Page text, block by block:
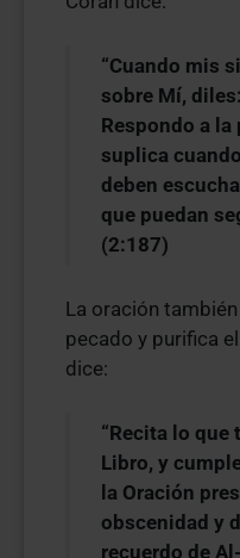
“Cuando mis
sobre Mí,
Respondo a
suplica
deben
que puedan
(2:187)
La oración
pecado y purifica
dice:
“Recita lo que
Libro, y
la Oración
obscenidad y
recuerdo de